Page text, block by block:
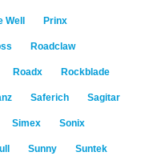
Well Prinx
Roadclaw
Roadx Rockblade
Saferich Sagitar
Simex Sonix
Sunny Suntek